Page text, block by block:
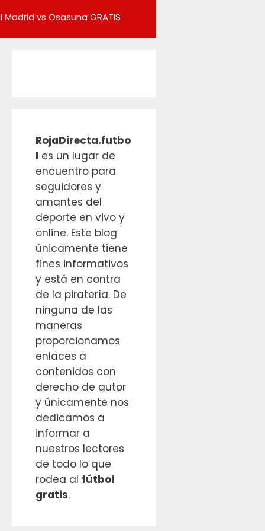
Madrid vs Osasuna GRATIS
RojaDirecta.futbo
l es un lugar de
encuentro para
seguidores y
amantes del
deporte en vivo y
online. Este blog
únicamente tiene
fines informativos
y está en contra
de la piratería. De
ninguna de las
maneras
proporcionamos
enlaces a
contenidos con
derecho de autor
y únicamente nos
dedicamos a
informar a
nuestros lectores
de todo lo que
rodea al fútbol
gratis.